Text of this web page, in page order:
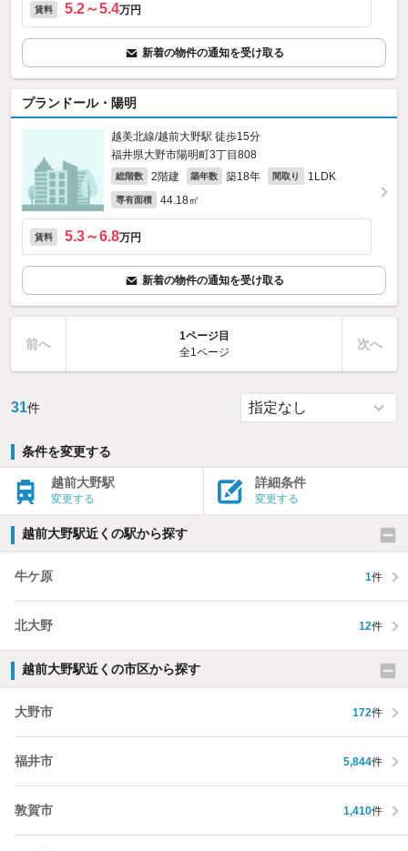
賃料 5.2～5.4万円
新着の物件の通知を受け取る
プランドール・陽明
越美北線/越前大野駅 徒歩15分
福井県大野市陽明町3丁目808
総階数 2階建 築年数 築18年 間取り 1LDK
専有面積 44.18㎡
賃料 5.3～6.8万円
新着の物件の通知を受け取る
前へ
1ページ目
全1ページ
次へ
31件
条件を変更する
越前大野駅
変更する
詳細条件
変更する
越前大野駅近くの駅から探す
牛ケ原 1件
北大野 12件
越前大野駅近くの市区から探す
大野市 172件
福井市 5,844件
敦賀市 1,410件